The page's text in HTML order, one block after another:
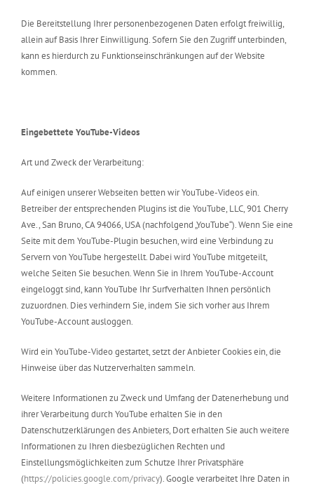
Die Bereitstellung Ihrer personenbezogenen Daten erfolgt freiwillig,
allein auf Basis Ihrer Einwilligung. Sofern Sie den Zugriff unterbinden,
kann es hierdurch zu Funktionseinschränkungen auf der Website
kommen.
Eingebettete YouTube-Videos
Art und Zweck der Verarbeitung:
Auf einigen unserer Webseiten betten wir YouTube-Videos ein.
Betreiber der entsprechenden Plugins ist die YouTube, LLC, 901 Cherry
Ave., San Bruno, CA 94066, USA (nachfolgend „YouTube“). Wenn Sie eine
Seite mit dem YouTube-Plugin besuchen, wird eine Verbindung zu
Servern von YouTube hergestellt. Dabei wird YouTube mitgeteilt,
welche Seiten Sie besuchen. Wenn Sie in Ihrem YouTube-Account
eingeloggt sind, kann YouTube Ihr Surfverhalten Ihnen persönlich
zuzuordnen. Dies verhindern Sie, indem Sie sich vorher aus Ihrem
YouTube-Account ausloggen.
Wird ein YouTube-Video gestartet, setzt der Anbieter Cookies ein, die
Hinweise über das Nutzerverhalten sammeln.
Weitere Informationen zu Zweck und Umfang der Datenerhebung und
ihrer Verarbeitung durch YouTube erhalten Sie in den
Datenschutzerklärungen des Anbieters, Dort erhalten Sie auch weitere
Informationen zu Ihren diesbezüglichen Rechten und
Einstellungsmöglichkeiten zum Schutze Ihrer Privatsphäre
(https://policies.google.com/privacy). Google verarbeitet Ihre Daten in